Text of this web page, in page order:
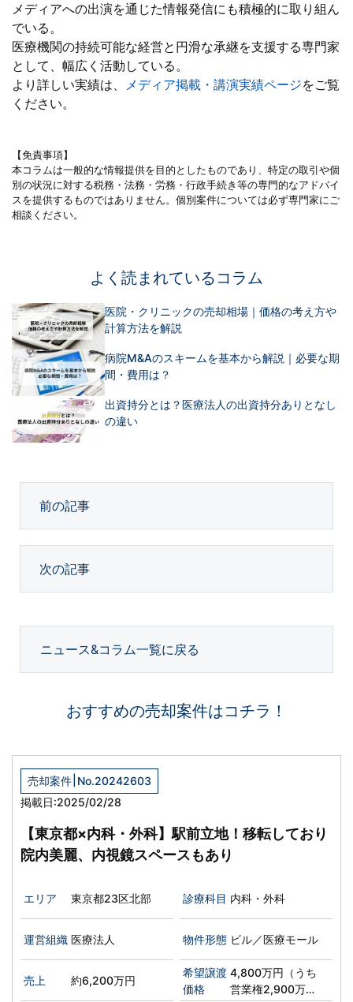
メディアへの出演を通じた情報発信にも積極的に取り組ん
でいる。
医療機関の持続可能な経営と円滑な承継を支援する専門家
として、幅広く活動している。
より詳しい実績は、 メディア掲載・講演実績ページをご覧
ください。
【免責事項】
本コラムは一般的な情報提供を目的としたものであり、特定の取引や個
別の状況に対する税務・法務・労務・行政手続き等の専門的なアドバイ
スを提供するものではありません。個別案件については必ず専門家にご
相談ください。
よく読まれているコラム
医院・クリニックの売却相場｜価格の考え方や
計算方法を解説
病院M&Aのスキームを基本から解説｜必要な期
間・費用は？
出資持分とは？医療法人の出資持分ありとなし
の違い
前の記事
次の記事
ニュース&コラム一覧に戻る
おすすめの売却案件はコチラ！
売却案件 No.20242603
掲載日:2025/02/28
【東京都×内科・外科】駅前立地！移転しており
院内美麗、内視鏡スペースもあり
エリア 東京都23区北部 診療科目 内科・外科
運営組織 医療法人 物件形態 ビル／医療モール
売上 約6,200万円
希望譲渡
価格
4,800万円（うち
営業権2,900万